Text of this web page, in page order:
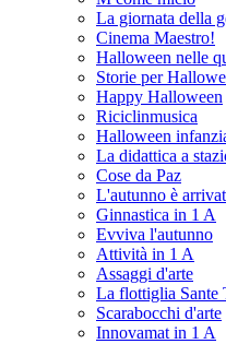
La giornata della
Cinema Maestro!
Halloween nelle
Storie per
Happy Halloween
Riciclinmusica
Halloween
La didattica a
Cose da Paz
L'autunno è
Ginnastica in 1 A
Evviva l'autunno
Attività in 1 A
Assaggi d'arte
La flottiglia Sante
Scarabocchi d'arte
Innovamat in 1 A